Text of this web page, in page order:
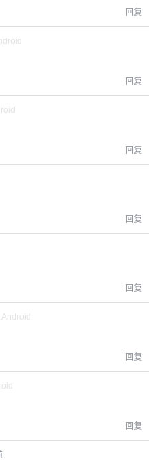
回复
回复
回复
回复
回复
Android
回复
回复